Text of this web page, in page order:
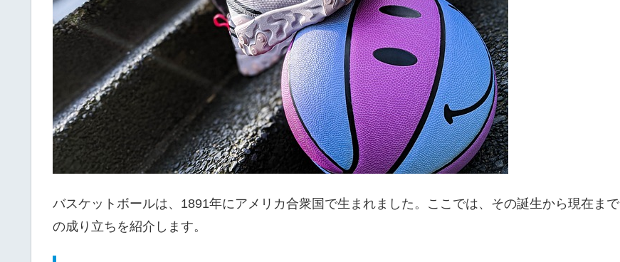
バスケットボールは、1891年にアメリカ合衆国で生まれました。ここでは、その誕生から現在まで
の成り立ちを紹介します。